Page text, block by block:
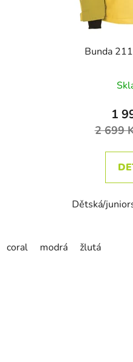
Bunda
1
2 699
Dětská/
coral modrá žlutá